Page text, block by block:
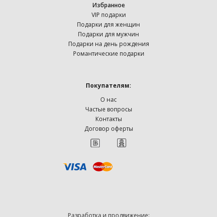
Избранное
VIP подарки
Подарки для женщин
Подарки для мужчин
Подарки на день рождения
Романтические подарки
Покупателям:
О нас
Частые вопросы
Контакты
Договор оферты
Разработка и продвижение: